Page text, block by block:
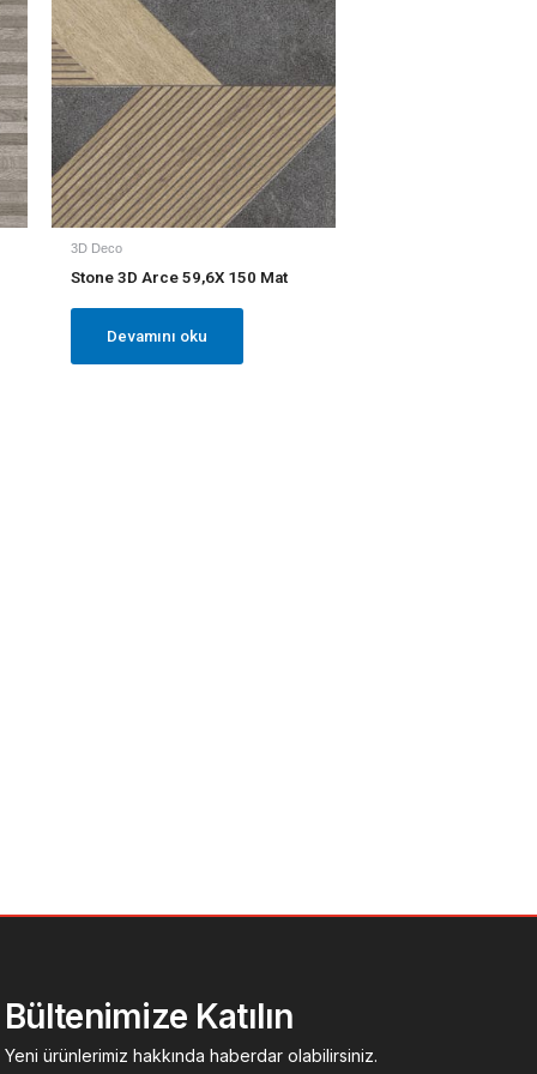
3D Deco
Stone 3D Arce 59,6X 150 Mat
Devamını oku
Bültenimize Katılın
Yeni ürünlerimiz hakkında haberdar olabilirsiniz.